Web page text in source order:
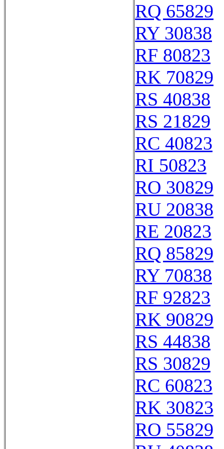
RQ 65829
RY 30838
RF 80823
RK 70829
RS 40838
RS 21829
RC 40823
RI 50823
RO 30829
RU 20838
RE 20823
RQ 85829
RY 70838
RF 92823
RK 90829
RS 44838
RS 30829
RC 60823
RK 30823
RO 55829